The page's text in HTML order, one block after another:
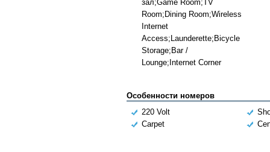
зал;Game Room;TV
Room;Dining Room;Wireless
Internet
Access;Launderette;Bicycle
Storage;Bar /
Lounge;Internet Corner
Особенности номеров
220 Volt
Carpet